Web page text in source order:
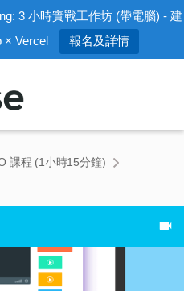
3 小時實戰工作坊 (帶電腦) - 建
× Vercel
報名及詳情
課程 (1小時15分鐘)